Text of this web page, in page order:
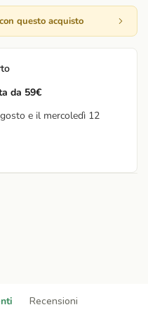
questo acquisto
da 59€
e il mercoledì 12
Recensioni